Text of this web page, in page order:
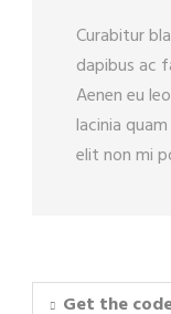
Curabitur
dapibus ac
Aenen eu
lacinia
elit non mi
Get the